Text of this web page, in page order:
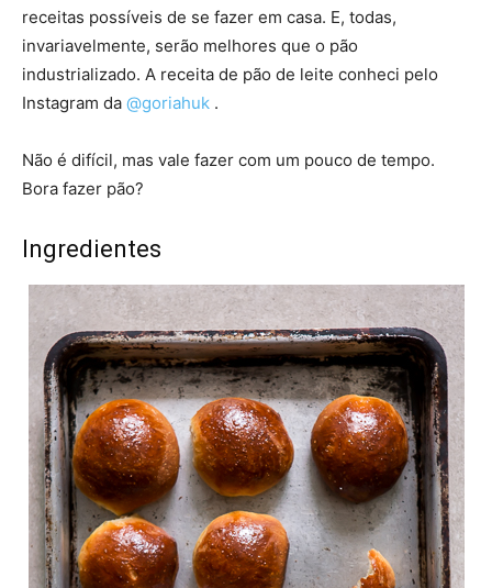
receitas possíveis de se fazer em casa. E, todas,
invariavelmente, serão melhores que o pão
industrializado. A receita de pão de leite conheci pelo
Instagram da @goriahuk .
Não é difícil, mas vale fazer com um pouco de tempo.
Bora fazer pão?
Ingredientes